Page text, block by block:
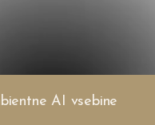
AI vsebine